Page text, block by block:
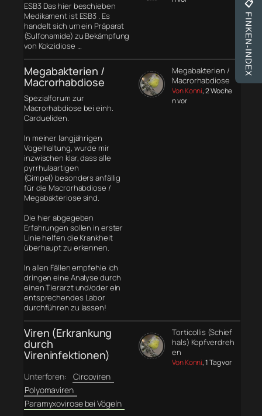
ESB3 Das hier beschieben
Medikament ist ESB3 . Es
handelt sich um ein Präparat
(Sulfonamide) zu Bekämpfung
von Kokzidiose …
Megabakterien /
Macrorhabdiose
Spezialforum zur
Macrorhabdiose bei einh.
Cardueliden.
In meiner langjährigen
Vogelhaltung, wurde mir
inzwischen klar, dass alle
pyrrhulaartigen
(Gimpel) besonders anfällig
für die Macrorhabdiose /
Megabakteriose sind.
Die hier abgegeben
Erfahrungen sollen in erster
Linie helfen die Krankheit
überhaupt zu erkennen.
In allen Fällen empfehle ich
dringen eine Analyse durch
einen Tierarzt und/oder ein
entsprechendes Labor
durchführen zu lassen!
Megabakterien /
Macrorhabdiose
Von Konni, 2 Woche
n vor
Viren (Erkrankung
durch
Vireninfektionen)
Unterforen:
Circoviren
Polyomaviren
Paramyxovirose bei Vögeln
Torticollis (Schief
hals) Kopfverdreh
en
Von Konni, 1 Tag vor
📋
FINKEN-INDEX